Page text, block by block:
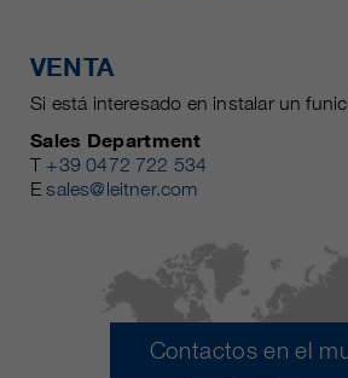
VENTA
Si está interesado en instalar un
Sales Department
T +39 0472 722 534
Esales@leitner.com
Contactos en el